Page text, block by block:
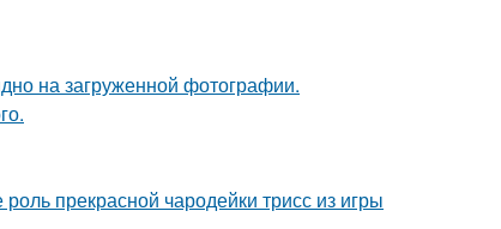
на загруженной фотографии.
прекрасной чародейки трисс из игры